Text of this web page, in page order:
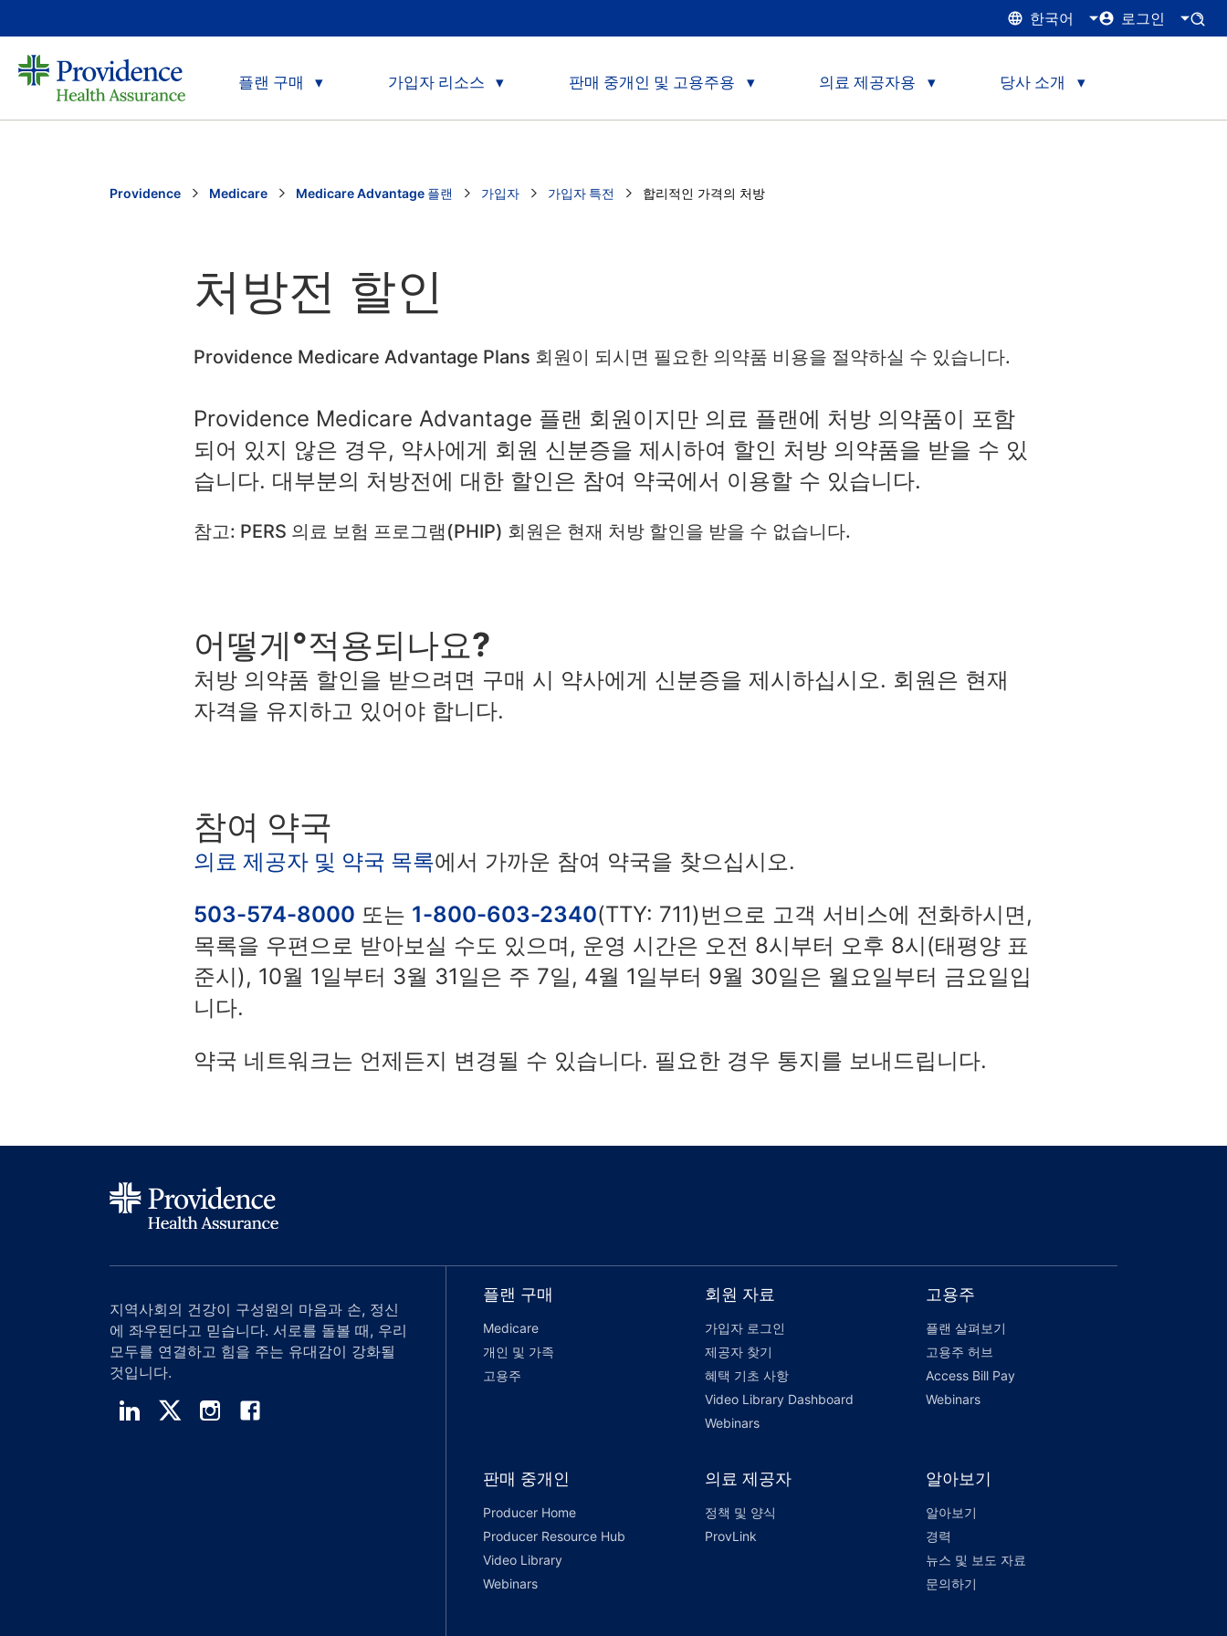
한국어 로그인
플랜 구매 가입자 리소스 판매 중개인 및 고용주용 의료 제공자용 당사 소개
Providence Medicare Medicare Advantage 플랜 가입자 가입자 특전 Current:
합리적인 가격의 처방
처방전 할인
Providence Medicare Advantage Plans 회원이 되시면 필요한 의약품 비용을 절약하실 수 있습니다.
Providence Medicare Advantage 플랜 회원이지만 의료 플랜에 처방 의약품이 포함
되어 있지 않은 경우, 약사에게 회원 신분증을 제시하여 할인 처방 의약품을 받을 수 있
습니다. 대부분의 처방전에 대한 할인은 참여 약국에서 이용할 수 있습니다.
참고: PERS 의료 보험 프로그램(PHIP) 회원은 현재 처방 할인을 받을 수 없습니다.
어떻게°적용되나요?
처방 의약품 할인을 받으려면 구매 시 약사에게 신분증을 제시하십시오. 회원은 현재
자격을 유지하고 있어야 합니다.
참여 약국
의료 제공자 및 약국 목록에서 가까운 참여 약국을 찾으십시오.
503-574-8000 또는 1-800-603-2340(TTY: 711)번으로 고객 서비스에 전화하시면,
목록을 우편으로 받아보실 수도 있으며, 운영 시간은 오전 8시부터 오후 8시(태평양 표
준시), 10월 1일부터 3월 31일은 주 7일, 4월 1일부터 9월 30일은 월요일부터 금요일입
니다.
약국 네트워크는 언제든지 변경될 수 있습니다. 필요한 경우 통지를 보내드립니다.
지역사회의 건강이 구성원의 마음과 손, 정신
에 좌우된다고 믿습니다. 서로를 돌볼 때, 우리
모두를 연결하고 힘을 주는 유대감이 강화될
것입니다.
플랜 구매
Medicare
개인 및 가족
고용주
회원 자료
가입자 로그인
제공자 찾기
혜택 기초 사항
Video Library Dashboard
Webinars
고용주
플랜 살펴보기
고용주 허브
Access Bill Pay
Webinars
판매 중개인
Producer Home
Producer Resource Hub
Video Library
Webinars
의료 제공자
정책 및 양식
ProvLink
알아보기
알아보기
경력
뉴스 및 보도 자료
문의하기